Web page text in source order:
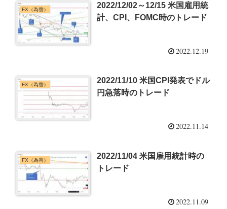
FX（為替）
2022/12/02～12/15 米国雇用統
計、CPI、FOMC時のトレード
2022.12.19
FX（為替）
2022/11/10 米国CPI発表でドル
円急落時のトレード
2022.11.14
FX（為替）
2022/11/04 米国雇用統計時の
トレード
2022.11.09